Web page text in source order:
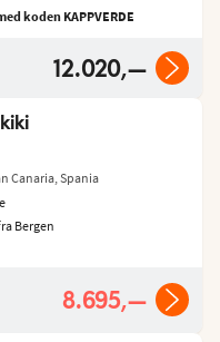
koden KAPPVERDE
12.020,—
Canaria, Spania
Bergen
8.695,—